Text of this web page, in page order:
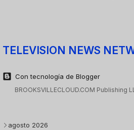
TELEVISION NEWS
Con tecnología de Blogger
BROOKSVILLECLOUD.COM Publishing
agosto 2026